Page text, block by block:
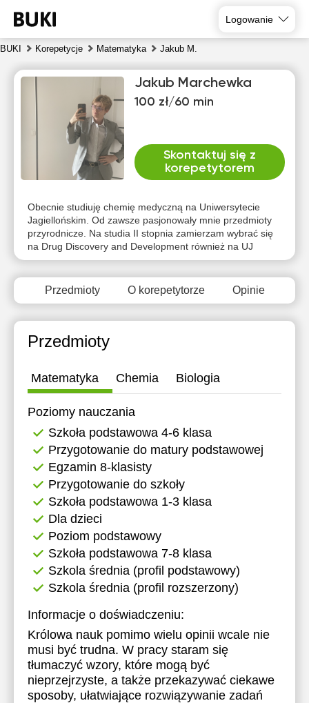
Logowanie
BUKI Korepetycje Matematyka Jakub M.
Jakub Marchewka
100 zł/60 min
Skontaktuj się z
korepetytorem
Obecnie studiuję chemię medyczną na Uniwersytecie
Jagiellońskim. Od zawsze pasjonowały mnie przedmioty
przyrodnicze. Na studia II stopnia zamierzam wybrać się
na Drug Discovery and Development również na UJ
Przedmioty O korepetytorze Opinie
Przedmioty
Matematyka Chemia Biologia
Poziomy nauczania
Szkoła podstawowa 4-6 klasa
Przygotowanie do matury podstawowej
Egzamin 8-klasisty
Przygotowanie do szkoły
Szkoła podstawowa 1-3 klasa
Dla dzieci
Poziom podstawowy
Szkoła podstawowa 7-8 klasa
Szkola średnia (profil podstawowy)
Szkola średnia (profil rozszerzony)
Informacje o doświadczeniu:
Królowa nauk pomimo wielu opinii wcale nie
musi być trudna. W pracy staram się
tłumaczyć wzory, które mogą być
nieprzejrzyste, a także przekazywać ciekawe
sposoby, ułatwiające rozwiązywanie zadań
8
9
10
11
12
Brak
dostępnych
terminów
10:00
11:00
11:30
12:00
12:30
13:30
14:00
14:30
15:00
15:30
16:00
16:30
17:00
17:30
18:00
18:30
Brak
dostępnych
terminów
Brak
dostępnych
terminów
Brak
dostępnych
terminów
Brak
dostępnych
terminów